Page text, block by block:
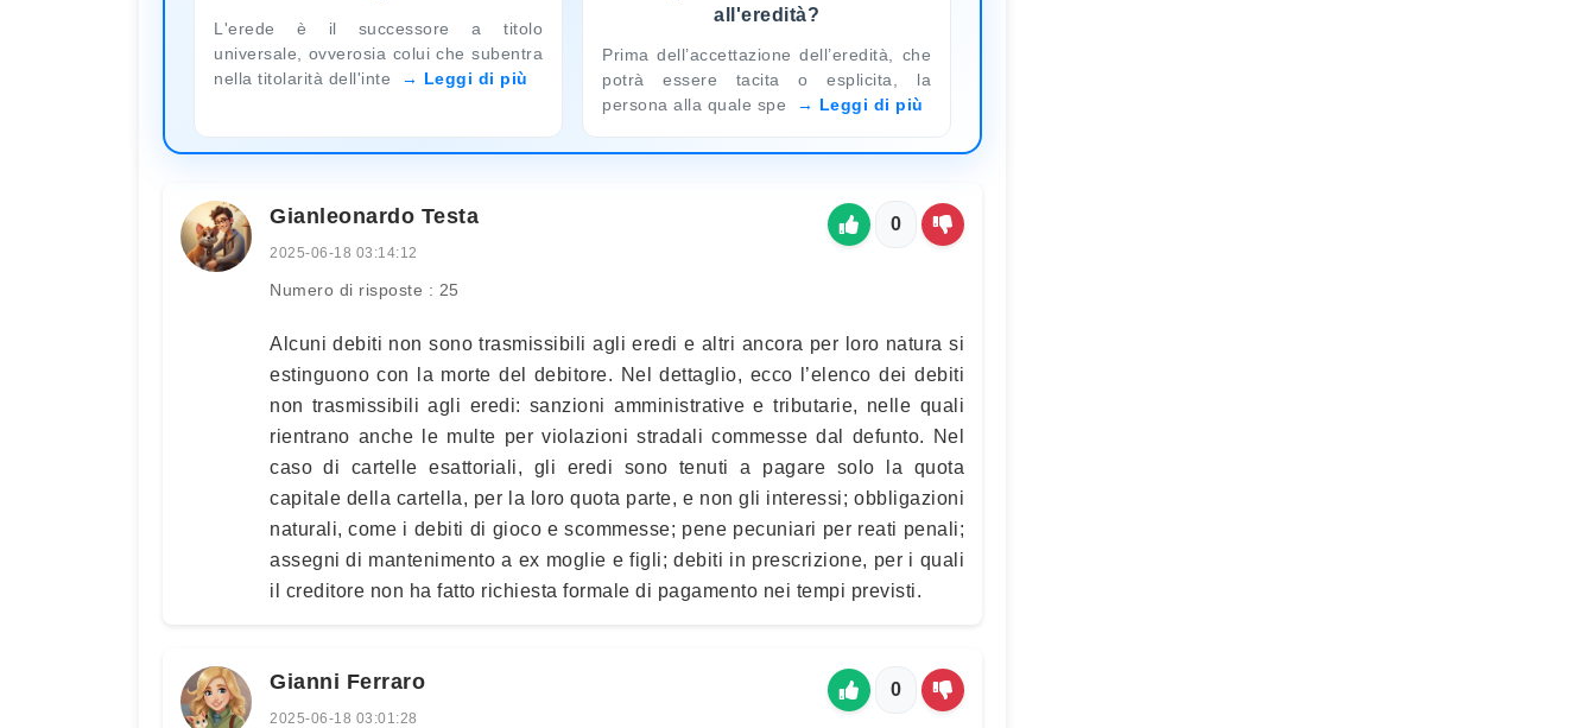
L'erede è il successore a titolo
universale, ovverosia colui che subentra
nella titolarità dell'inte
Leggi di più
all'eredità?
Prima dell’accettazione dell’eredità, che
potrà essere tacita o esplicita, la
persona alla quale spe
Leggi di più
Gianleonardo Testa
2025-06-18 03:14:12
Numero di risposte : 25
0
Alcuni debiti non sono trasmissibili agli eredi e altri ancora per loro natura si
estinguono con la morte del debitore. Nel dettaglio, ecco l’elenco dei debiti
non trasmissibili agli eredi: sanzioni amministrative e tributarie, nelle quali
rientrano anche le multe per violazioni stradali commesse dal defunto. Nel
caso di cartelle esattoriali, gli eredi sono tenuti a pagare solo la quota
capitale della cartella, per la loro quota parte, e non gli interessi; obbligazioni
naturali, come i debiti di gioco e scommesse; pene pecuniari per reati penali;
assegni di mantenimento a ex moglie e figli; debiti in prescrizione, per i quali
il creditore non ha fatto richiesta formale di pagamento nei tempi previsti.
Gianni Ferraro
2025-06-18 03:01:28
0